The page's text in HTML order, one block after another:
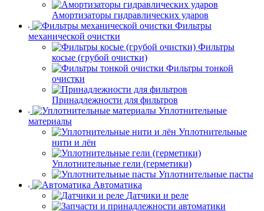
Амортизаторы гидравлических ударов
Фильтры
механической очистки
Фильтры
косые (грубой очистки)
Фильтры тонкой
очистки
Принадлежности для фильтров
Уплотнительные
материалы
Уплотнительные
нити и лён
Уплотнительные гели (герметики)
Уплотнительные пасты
Автоматика
Датчики и реле